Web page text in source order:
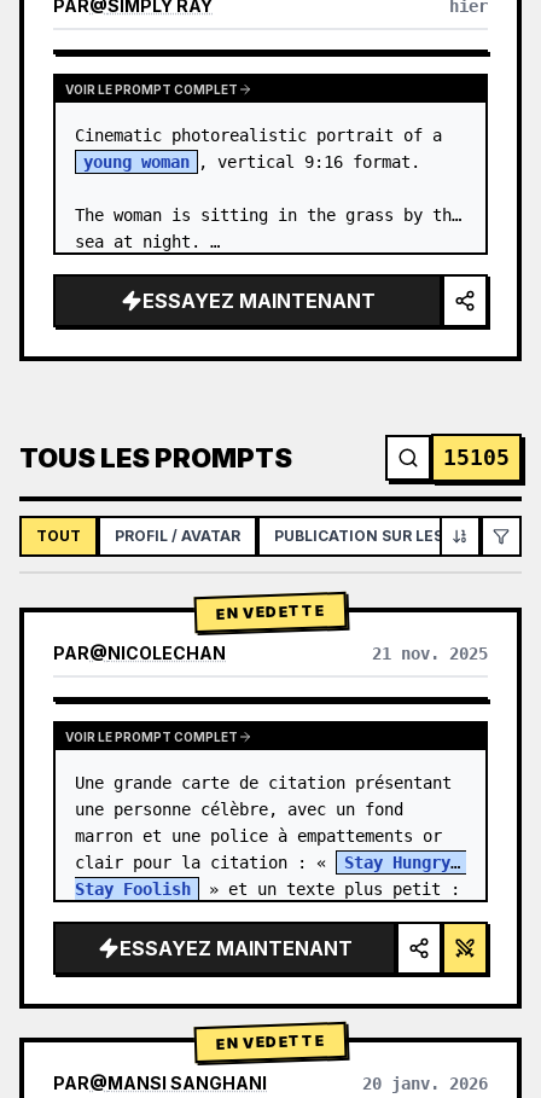
PAR@SIMPLY RAY hier
VOIR LE PROMPT COMPLET
young woman
, vertical 9:16 format.
The woman is sitting in the grass by the
sea at night. …
ESSAYEZ MAINTENANT
TOUS LES PROMPTS 15105
TOUT PROFIL / AVATAR PUBLICATION SUR LES RÉSEAUX
EN VEDETTE
PAR@NICOLECHAN 21 nov. 2025
VOIR LES RÉSULTATS D'AUTRES MODÈLES
VOIR LE PROMPT COMPLET
Une grande carte de citation présentant
une personne célèbre, avec un fond
marron et une police à empattements or
clair pour la citation : «
Stay Hungry,
Stay Foolish
» et un texte plus petit :
ESSAYEZ MAINTENANT
EN VEDETTE
PAR@MANSI SANGHANI 20 janv. 2026